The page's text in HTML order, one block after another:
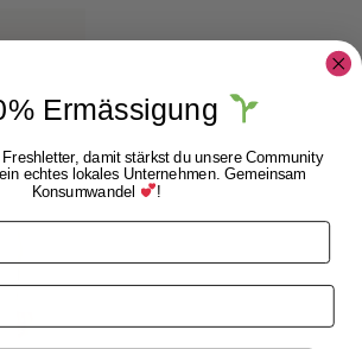
Ermässigung
damit stärkst du unsere Community
echtes lokales Unternehmen. Gemeinsam
Konsumwandel !